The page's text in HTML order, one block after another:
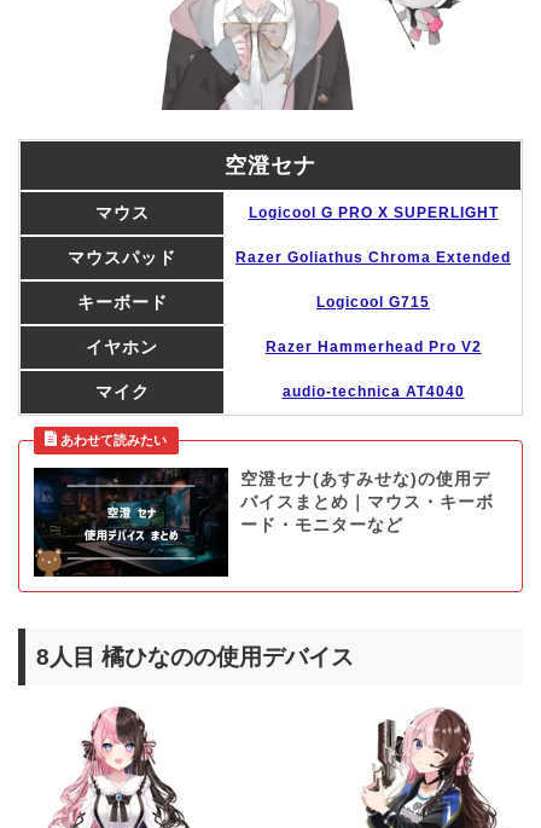
空澄セナ
マウス Logicool G PRO X SUPERLIGHT
マウスパッド Razer Goliathus Chroma Extended
キーボード Logicool G715
イヤホン Razer Hammerhead Pro V2
マイク audio-technica AT4040
空澄セナ(あすみせな)の使用デ
バイスまとめ｜マウス・キーボ
ード・モニターなど
8人目 橘ひなのの使用デバイス